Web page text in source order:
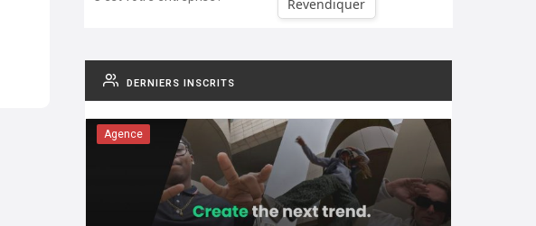
Revendiquer
DERNIERS INSCRITS
Agence